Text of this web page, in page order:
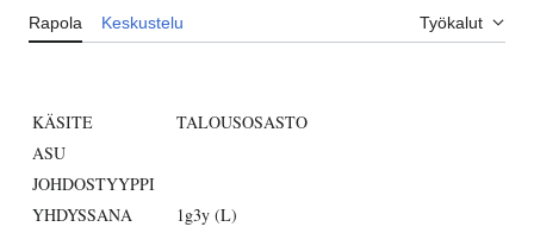
Rapola Keskustelu Työkalut
KÄSITE
TALOUSOSASTO
ASU
JOHDOSTYYPPI
YHDYSSANA
1g3y (L)